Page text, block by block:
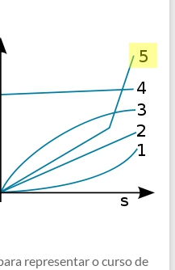
representar o curso de